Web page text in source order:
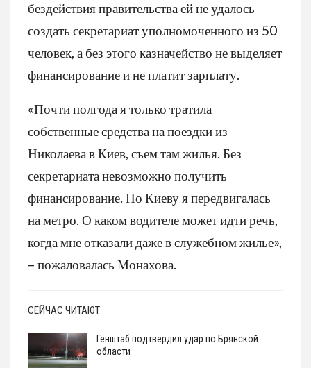
бездействия правительства ей не удалось
создать секретариат уполномоченного из 50
человек, а без этого казначейство не выделяет
финансирование и не платит зарплату.
«Почти полгода я только тратила
собственные средства на поездки из
Николаева в Киев, съем там жилья. Без
секретариата невозможно получить
финансирование. По Киеву я передвигалась
на метро. О каком водителе может идти речь,
когда мне отказали даже в служебном жилье»,
– пожаловалась Монахова.
СЕЙЧАС ЧИТАЮТ
Генштаб подтвердил удар по Брянской
области